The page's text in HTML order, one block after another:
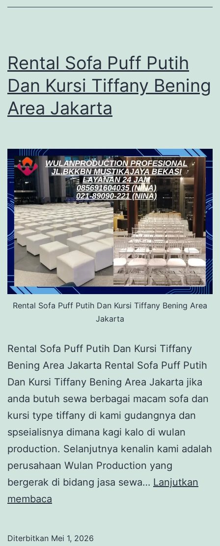
Rental Sofa Puff Putih
Dan Kursi Tiffany Bening
Area Jakarta
Rental Sofa Puff Putih Dan Kursi Tiffany Bening Area
Jakarta
Rental Sofa Puff Putih Dan Kursi Tiffany
Bening Area Jakarta Rental Sofa Puff Putih
Dan Kursi Tiffany Bening Area Jakarta jika
anda butuh sewa berbagai macam sofa dan
kursi type tiffany di kami gudangnya dan
spseialisnya dimana kagi kalo di wulan
production. Selanjutnya kenalin kami adalah
perusahaan Wulan Production yang
bergerak di bidang jasa sewa… Lanjutkan
membaca
Diterbitkan Mei 1, 2026